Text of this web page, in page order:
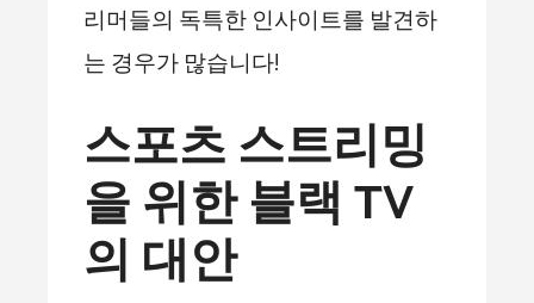
리머들의 독특한 인사이트를 발견하
는 경우가 많습니다!
스포츠 스트리밍
을 위한 블랙 TV
의 대안